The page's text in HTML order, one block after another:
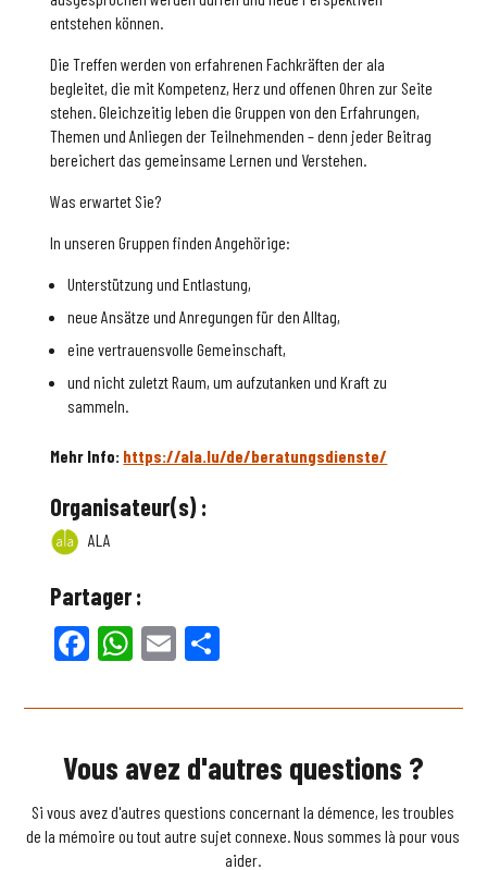
entstehen können.
Die Treffen werden von erfahrenen Fachkräften der ala
begleitet, die mit Kompetenz, Herz und offenen Ohren zur Seite
stehen. Gleichzeitig leben die Gruppen von den Erfahrungen,
Themen und Anliegen der Teilnehmenden – denn jeder Beitrag
bereichert das gemeinsame Lernen und Verstehen.
Was erwartet Sie?
In unseren Gruppen finden Angehörige:
Unterstützung und Entlastung,
neue Ansätze und Anregungen für den Alltag,
eine vertrauensvolle Gemeinschaft,
und nicht zuletzt Raum, um aufzutanken und Kraft zu
sammeln.
Mehr Info: https://ala.lu/de/beratungsdienste/
Organisateur(s) :
ALA
Partager :
Facebook
WhatsApp
Email
Vous avez d'autres questions ?
Si vous avez d'autres questions concernant la démence, les troubles
de la mémoire ou tout autre sujet connexe. Nous sommes là pour vous
aider.